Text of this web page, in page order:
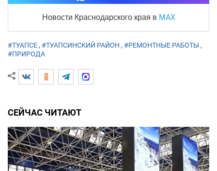
Новости Краснодарского края в MAX
#ТУАПСЕ, #ТУАПСИНСКИЙ РАЙОН , #РЕМОНТНЫЕ РАБОТЫ ,
#ПРИРОДА
СЕЙЧАС ЧИТАЮТ